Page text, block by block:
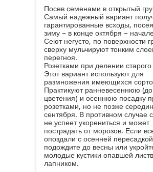
Посев семенами в открытый
Самый надежный вариант
гарантированные всходы,
зиму – в конце октября –
Сеют негусто, по поверхности
сверху мульчируют тонким
перегноя.
Розетками при делении старого
Этот вариант используют для
размножения имеющихся
Практикуют ранневесеннюю (до
цветения) и осеннюю посадку
розетками, но не позже
сентября. В противном случае
не успеет укорениться и может
пострадать от морозов. Если
опоздали с осенней
подождите до весны или
молодые кустики опавшей
лапником.